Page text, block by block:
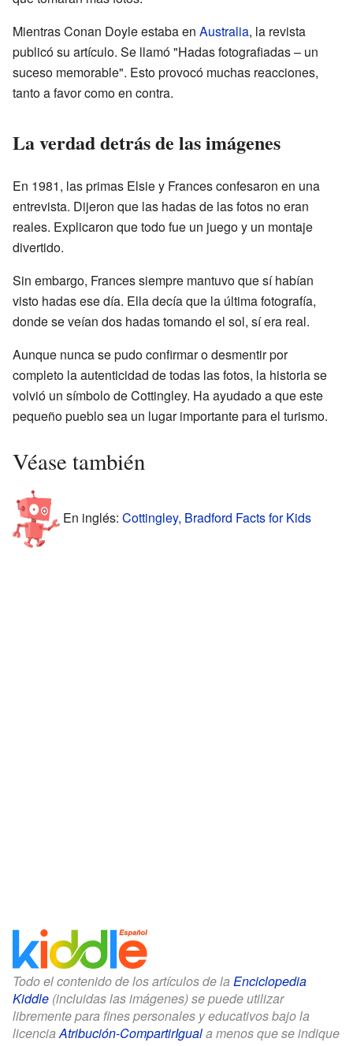
Mientras Conan Doyle estaba en Australia, la revista
publicó su artículo. Se llamó "Hadas fotografiadas – un
suceso memorable". Esto provocó muchas reacciones,
tanto a favor como en contra.
La verdad detrás de las imágenes
En 1981, las primas Elsie y Frances confesaron en una
entrevista. Dijeron que las hadas de las fotos no eran
reales. Explicaron que todo fue un juego y un montaje
divertido.
Sin embargo, Frances siempre mantuvo que sí habían
visto hadas ese día. Ella decía que la última fotografía,
donde se veían dos hadas tomando el sol, sí era real.
Aunque nunca se pudo confirmar o desmentir por
completo la autenticidad de todas las fotos, la historia se
volvió un símbolo de Cottingley. Ha ayudado a que este
pequeño pueblo sea un lugar importante para el turismo.
Véase también
En inglés: Cottingley, Bradford Facts for Kids
Todo el contenido de los artículos de la Enciclopedia
Kiddle (incluidas las imágenes) se puede utilizar
libremente para fines personales y educativos bajo la
licenciaAtribución-CompartirIguala menos que se indique